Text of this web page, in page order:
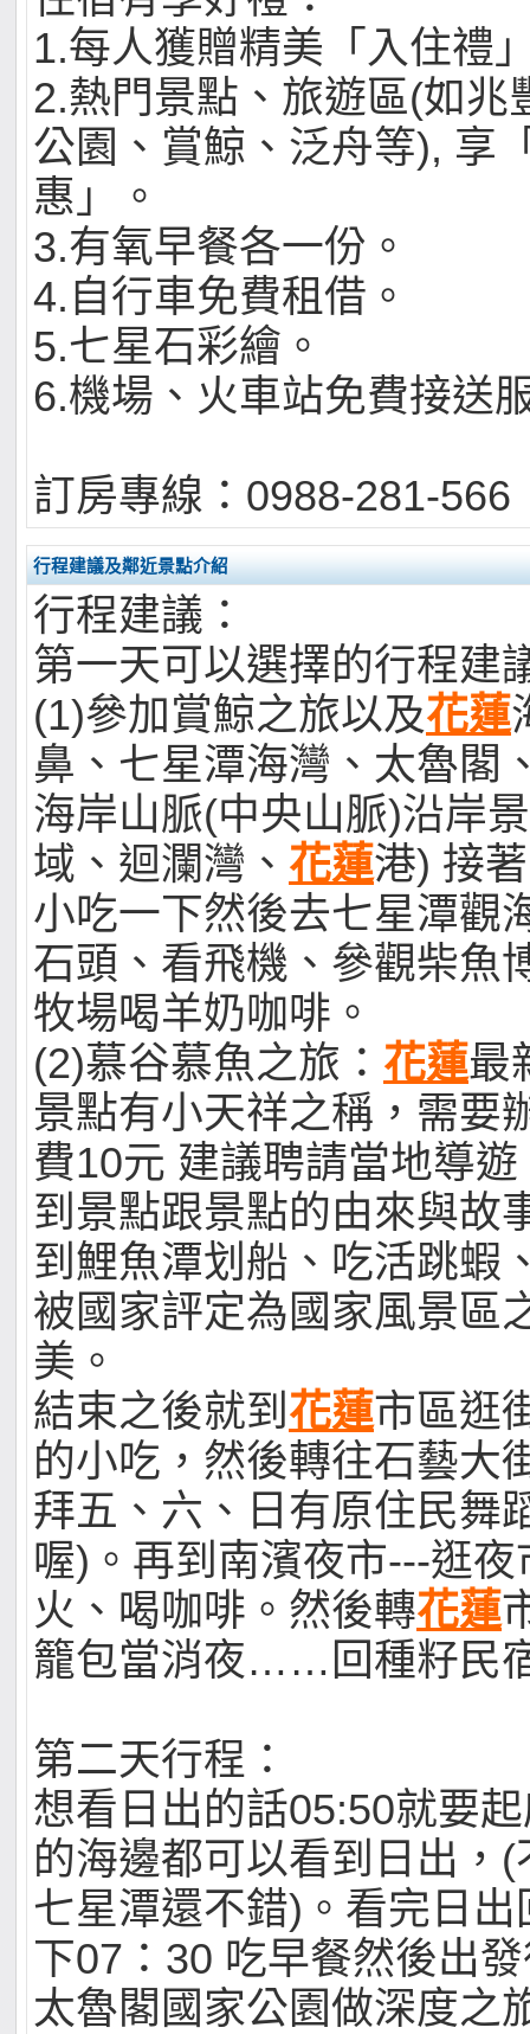
1.每人獲贈精美「入住禮
2.熱門景點、旅遊區(如兆
公園、賞鯨、泛舟等), 享
惠」。
3.有氧早餐各一份。
4.自行車免費租借。
5.七星石彩繪。
6.機場、火車站免費接送
訂房專線：0988-281-566
行程建議及鄰近景點介紹
行程建議：
第一天可以選擇的行程建
(1)參加賞鯨之旅以及花蓮
鼻、七星潭海灣、太魯閣
海岸山脈(中央山脈)沿岸
域、迴瀾灣、 花蓮港) 接
小吃一下然後去七星潭觀
石頭、看飛機、參觀柴魚
牧場喝羊奶咖啡。
(2)慕谷慕魚之旅： 花蓮最
景點有小天祥之稱，需要
費10元 建議聘請當地導
到景點跟景點的由來與故
到鯉魚潭划船、吃活跳蝦
被國家評定為國家風景區
美。
結束之後就到花蓮市區逛
的小吃，然後轉往石藝大
拜五、六、日有原住民舞
喔)。再到南濱夜市---逛
火、喝咖啡。然後轉花蓮
籠包當消夜……回種籽民
第二天行程：
想看日出的話05:50就要
的海邊都可以看到日出，
七星潭還不錯)。看完日
下07：30 吃早餐然後出
太魯閣國家公園做深度之